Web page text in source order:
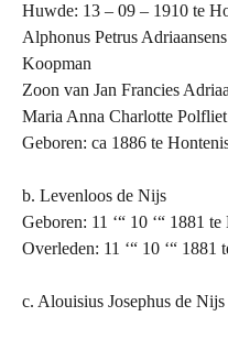
Huwde: 13 – 09 – 1910 te
Alphonus Petrus Adriaansens
Koopman
Zoon van Jan Francies
Maria Anna Charlotte Polfliet
Geboren: ca 1886 te
b. Levenloos de Nijs
Geboren: 11 ‘“ 10 ‘“ 1881 te
Overleden: 11 ‘“ 10 ‘“ 1881
c. Alouisius Josephus de Nijs